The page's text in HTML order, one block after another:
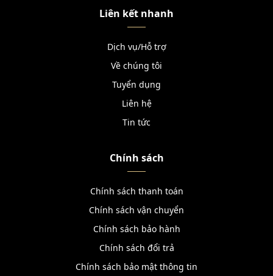
Liên kết nhanh
Dịch vụ/Hỗ trợ
Về chúng tôi
Tuyển dụng
Liên hệ
Tin tức
Chính sách
Chính sách thanh toán
Chính sách vận chuyển
Chính sách bảo hành
Chính sách đổi trả
Chính sách bảo mật thông tin